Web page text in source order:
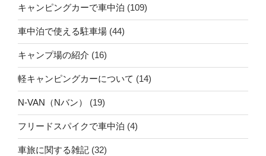
キャンピングカーで車中泊 (109)
車中泊で使える駐車場 (44)
キャンプ場の紹介 (16)
軽キャンピングカーについて (14)
N-VAN（Nバン） (19)
フリードスパイクで車中泊 (4)
車旅に関する雑記 (32)